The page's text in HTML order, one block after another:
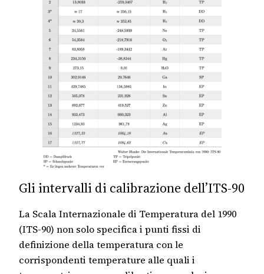
Gli intervalli di calibrazione dell’ITS-90
La Scala Internazionale di Temperatura del 1990
(ITS-90) non solo specifica i punti fissi di
definizione della temperatura con le
corrispondenti temperature alle quali i